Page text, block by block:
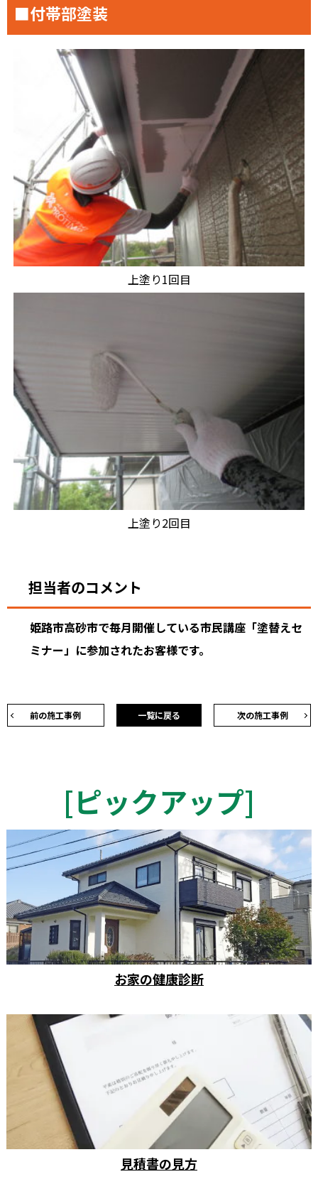
■付帯部塗装
上塗り1回目
上塗り2回目
担当者のコメント
姫路市高砂市で毎月開催している市民講座「塗替えセ
ミナー」に参加されたお客様です。
前の施工事例 次の施工事例
一覧に戻る
[ピックアップ]
お家の健康診断
見積書の見方